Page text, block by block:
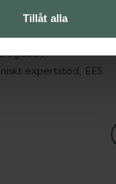
Tillåt alla
in gammal medicin
läkemedel
expertstöd, EES